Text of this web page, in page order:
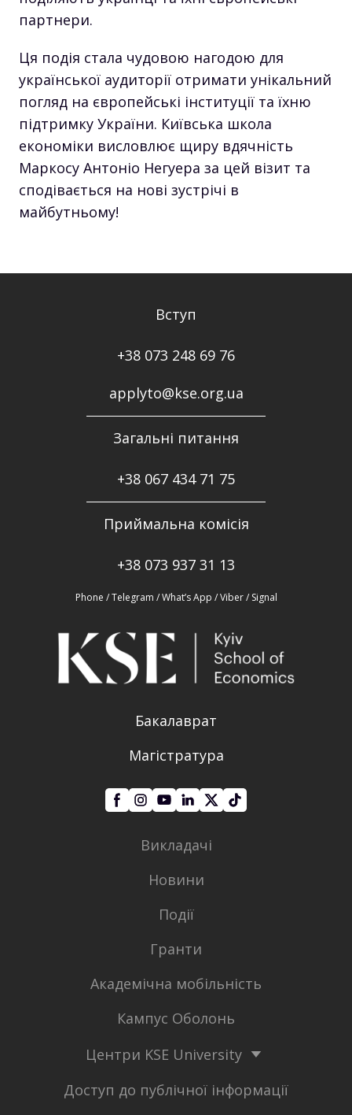
партнери.
Ця подія стала чудовою нагодою для
української аудиторії отримати унікальний
погляд на європейські інституції та їхню
підтримку України. Київська школа
економіки висловлює щиру вдячність
Маркосу Антоніо Негуера за цей візит та
сподівається на нові зустрічі в
майбутньому!
Вступ
+38 073 248 69 76
applyto@kse.org.ua
Загальні питання
+38 067 434 71 75
Приймальна комісія
+38 073 937 31 13
Phone / Telegram / What’s App / Viber / Signal
Бакалаврат
Магістратура
Викладачі
Новини
Події
Гранти
Академічна мобільність
Кампус Оболонь
Центри KSE University
Доступ до публічної інформації